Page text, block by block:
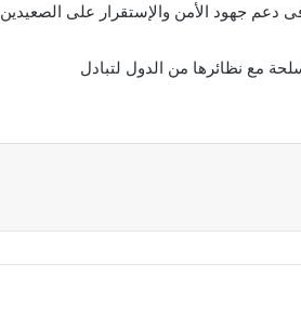
دعم جهود الأمن والإستقرار على الصعيدين
مع نظائرها من الدول لتبادل